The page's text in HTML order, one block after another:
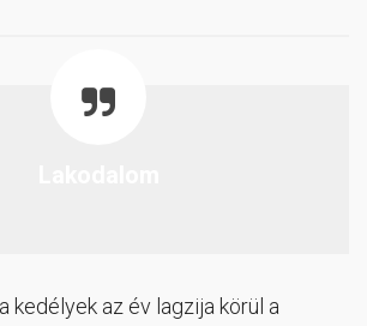
kedélyek az év lagzija körül a